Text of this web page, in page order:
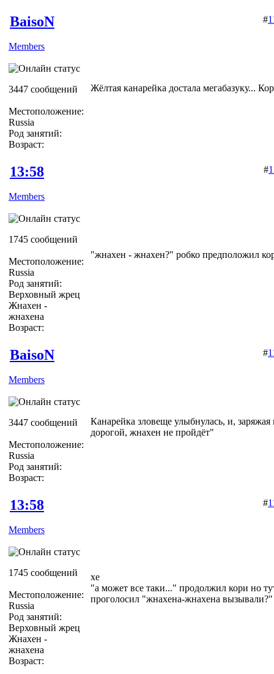
BaisoN
Members
3447 сообщений
Местоположение:
Russia
Род занятий:
Возраст:
#
Жёлтая канарейка достала мегабазуку...
13:58
Members
1745 сообщений
Местоположение:
Russia
Род занятий:
Верховный жрец
Жнахен -
жнахена
Возраст:
#
"жнахен - жнахен?" робко предположил
BaisoN
Members
3447 сообщений
Местоположение:
Russia
Род занятий:
Возраст:
#
Канарейка зловеще улыбнулась, и, заряжая
дорогой, жнахен не пройдёт"
13:58
Members
1745 сообщений
Местоположение:
Russia
Род занятий:
Верховный жрец
Жнахен -
жнахена
Возраст:
#
хе
"а может все таки..." продолжил кори но
проголосил "жнахена-жнахена вызывали?"